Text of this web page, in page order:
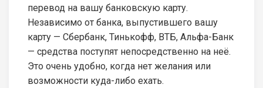
перевод на вашу банковскую карту.
Независимо от банка, выпустившего вашу
карту — Сбербанк, Тинькофф, ВТБ, Альфа-Банк
— средства поступят непосредственно на неё.
Это очень удобно, когда нет желания или
возможности куда-либо ехать.